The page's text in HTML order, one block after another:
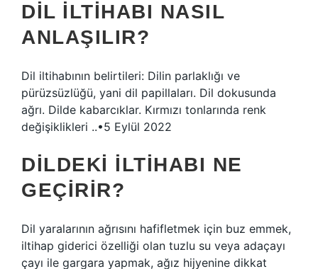
DIL ILTIHABI NASIL
ANLAŞILIR?
Dil iltihabının belirtileri: Dilin parlaklığı ve
pürüzsüzlüğü, yani dil papillaları. Dil dokusunda
ağrı. Dilde kabarcıklar. Kırmızı tonlarında renk
değişiklikleri ..•5 Eylül 2022
DILDEKI ILTIHABI NE
GEÇIRIR?
Dil yaralarının ağrısını hafifletmek için buz emmek,
iltihap giderici özelliği olan tuzlu su veya adaçayı
çayı ile gargara yapmak, ağız hijyenine dikkat